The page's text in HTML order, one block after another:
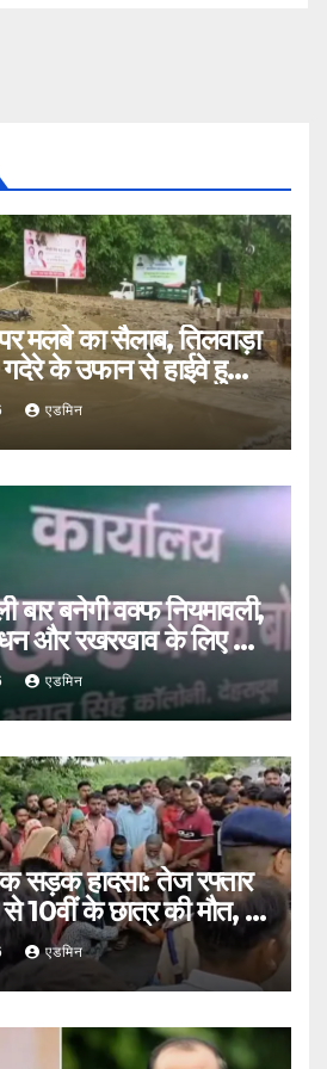
मलबे का सैलाब, तिलवाड़ा
गदेरे के उफान से हाईवे हुआ
एडमिन
बार बनेगी वक्फ नियमावली,
और रखरखाव के लिए तय
एडमिन
सड़क हादसा: तेज रफ्तार
10वीं के छात्र की मौत, दो
एडमिन